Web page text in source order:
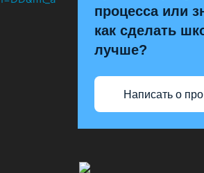
процесса или
как сделать
лучше?
Написать о